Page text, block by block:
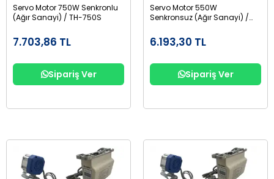
Servo Motor 750W Senkronlu
(Ağır Sanayi) / TH-750S
7.703,86 TL
Sipariş Ver
Servo Motor 550W
Senkronsuz (Ağır Sanayi) /
6.193,30 TL
Sipariş Ver